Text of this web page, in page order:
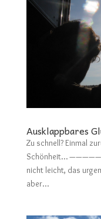
Ausklappbares
Zu schnell? Einmal
Schönheit…
nicht leicht, das
aber...